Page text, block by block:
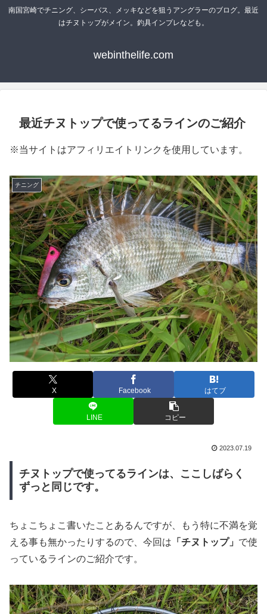
南国宮崎でチニング、シーバス、メッキなどを狙うアングラーのブログ。最近
はチヌトップがメイン。釣具インプレなども。
webinthelife.com
最近チヌトップで使ってるラインのご紹介
※当サイトはアフィリエイトリンクを使用しています。
チニング
X Facebook はてブ
LINE コピー
2023.07.19
チヌトップで使ってるラインは、ここしばらく
ずっと同じです。
ちょこちょこ書いたことあるんですが、もう特に不満を覚
える事も無かったりするので、今回は 「チヌトップ」 で使
っているラインのご紹介です。